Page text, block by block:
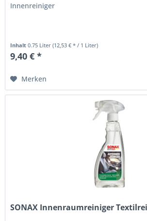
Innenreiniger
Inhalt0.75 Liter(12,53 € * / 1 Liter)
9,40 € *
Merken
SONAX Innenraumreiniger